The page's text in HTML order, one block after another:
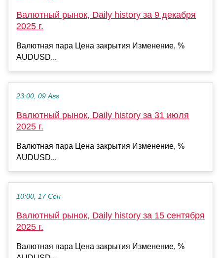
Валютный рынок, Daily history за 9 декабря
2025 г.
Валютная пара Цена закрытия Изменение, %
AUDUSD...
23:00, 09 Авг
Валютный рынок, Daily history за 31 июля
2025 г.
Валютная пара Цена закрытия Изменение, %
AUDUSD...
10:00, 17 Сен
Валютный рынок, Daily history за 15 сентября
2025 г.
Валютная пара Цена закрытия Изменение, %